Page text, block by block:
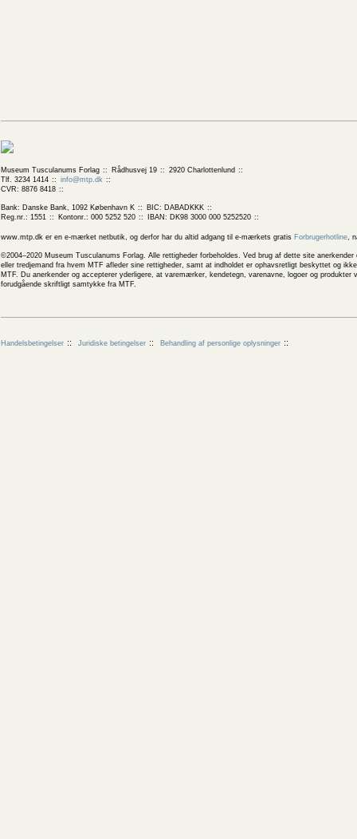
Museum Tusculanums Forlag Rådhusvej 19
2920 Charlottenlund
Tlf. 3234 1414
info@mtp.dk
CVR: 8876 8418
Bank: Danske Bank, 1092 København K
BIC: DABADKKK
Reg.nr.: 1551
Kontonr.: 000 5252 520 IBAN: DK98 3000 000 5252520
www.mtp.dk er en e-mærket netbutik, og derfor har du altid adgang til e-mærkets gratis Forbrugerhotline,
©2004–2020 Museum Tusculanums Forlag. Alle rettigheder forbeholdes. Ved brug af dette site
eller tredjemand fra hvem MTF afleder sine rettigheder, samt at indholdet er ophavsretligt beskyttet og
MTF. Du anerkender og accepterer yderligere, at varemærker, kendetegn, varenavne, logoer og
forudgående skriftligt samtykke fra MTF.
Handelsbetingelser Juridiske betingelser Behandling af personlige oplysninger